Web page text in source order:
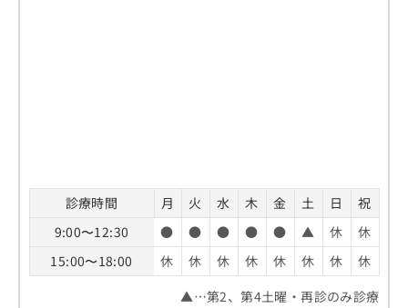
診療時間 月 火 水 木 金 土 日
祝
9:00〜12:30
● ● ● ● ● ▲ 休
休
15:00〜18:00
休 休 休 休 休 休 休
休
▲…第2、第4土曜・再診のみ診療